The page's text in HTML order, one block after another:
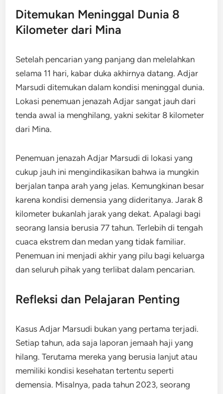
Ditemukan Meninggal Dunia 8
Kilometer dari Mina
Setelah pencarian yang panjang dan melelahkan
selama 11 hari, kabar duka akhirnya datang. Adjar
Marsudi ditemukan dalam kondisi meninggal dunia.
Lokasi penemuan jenazah Adjar sangat jauh dari
tenda awal ia menghilang, yakni sekitar 8 kilometer
dari Mina.
Penemuan jenazah Adjar Marsudi di lokasi yang
cukup jauh ini mengindikasikan bahwa ia mungkin
berjalan tanpa arah yang jelas. Kemungkinan besar
karena kondisi demensia yang dideritanya. Jarak 8
kilometer bukanlah jarak yang dekat. Apalagi bagi
seorang lansia berusia 77 tahun. Terlebih di tengah
cuaca ekstrem dan medan yang tidak familiar.
Penemuan ini menjadi akhir yang pilu bagi keluarga
dan seluruh pihak yang terlibat dalam pencarian.
Refleksi dan Pelajaran Penting
Kasus Adjar Marsudi bukan yang pertama terjadi.
Setiap tahun, ada saja laporan jemaah haji yang
hilang. Terutama mereka yang berusia lanjut atau
memiliki kondisi kesehatan tertentu seperti
demensia. Misalnya, pada tahun 2023, seorang